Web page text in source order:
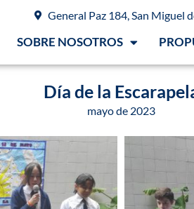
General Paz 184, San Miguel
SOBRE NOSOTROS
Día de la
mayo de 2023